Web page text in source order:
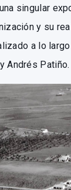
singular
y su
a lo
Andrés Patiño.